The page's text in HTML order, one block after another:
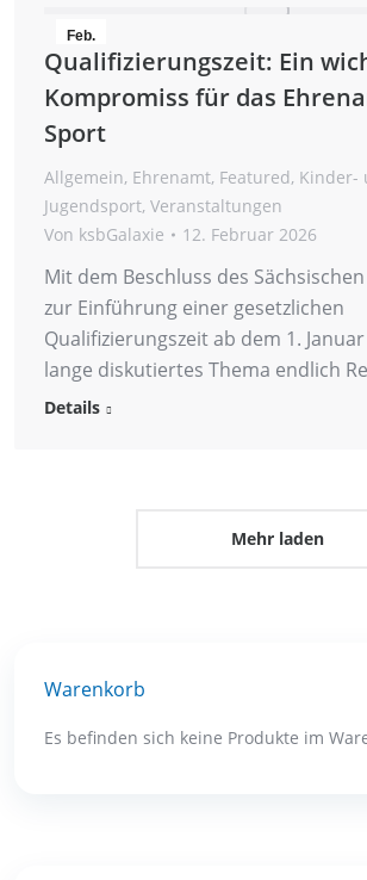
Feb.
12
2026
Qualifizierungszeit: Ein
Kompromiss für das
Sport
Allgemein, Ehrenamt, Featured, Kinder-
Jugendsport, Veranstaltungen
Von ksbGalaxie 12. Februar 2026
Mit dem Beschluss des
zur Einführung einer gesetzlichen
Qualifizierungszeit ab dem 1.
lange diskutiertes Thema endlich
Details
Mehr laden
Warenkorb
Es befinden sich keine Produkte im